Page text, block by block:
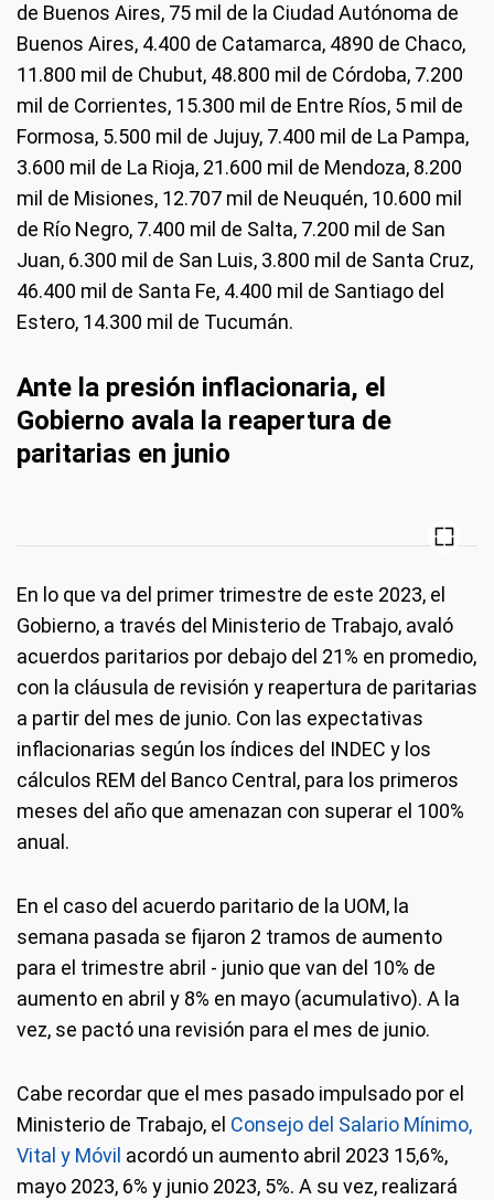
de Buenos Aires, 75 mil de la Ciudad Autónoma de
Buenos Aires, 4.400 de Catamarca, 4890 de Chaco,
11.800 mil de Chubut, 48.800 mil de Córdoba, 7.200
mil de Corrientes, 15.300 mil de Entre Ríos, 5 mil de
Formosa, 5.500 mil de Jujuy, 7.400 mil de La Pampa,
3.600 mil de La Rioja, 21.600 mil de Mendoza, 8.200
mil de Misiones, 12.707 mil de Neuquén, 10.600 mil
de Río Negro, 7.400 mil de Salta, 7.200 mil de San
Juan, 6.300 mil de San Luis, 3.800 mil de Santa Cruz,
46.400 mil de Santa Fe, 4.400 mil de Santiago del
Estero, 14.300 mil de Tucumán.
Ante la presión inflacionaria, el
Gobierno avala la reapertura de
paritarias en junio
En lo que va del primer trimestre de este 2023, el
Gobierno, a través del Ministerio de Trabajo, avaló
acuerdos paritarios por debajo del 21% en promedio,
con la cláusula de revisión y reapertura de paritarias
a partir del mes de junio. Con las expectativas
inflacionarias según los índices del INDEC y los
cálculos REM del Banco Central, para los primeros
meses del año que amenazan con superar el 100%
anual.
En el caso del acuerdo paritario de la UOM, la
semana pasada se fijaron 2 tramos de aumento
para el trimestre abril - junio que van del 10% de
aumento en abril y 8% en mayo (acumulativo). A la
vez, se pactó una revisión para el mes de junio.
Cabe recordar que el mes pasado impulsado por el
Ministerio de Trabajo, el Consejo del Salario Mínimo,
Vital y Móvil acordó un aumento abril 2023 15,6%,
mayo 2023, 6% y junio 2023, 5%. A su vez, realizará